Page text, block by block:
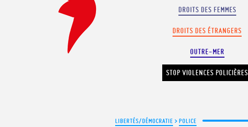
DROITS DES FEMMES
DROITS DES ÉTRANGERS
OUTRE-MER
STOP VIOLENCES POLICIÈRES
LIBERTÉS/DÉMOCRATIE >POLICE